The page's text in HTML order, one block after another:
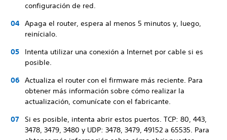
configuración de red.
Apaga el router, espera al menos 5 minutos y, luego,
reinícialo.
Intenta utilizar una conexión a Internet por cable si es
posible.
Actualiza el router con el firmware más reciente. Para
obtener más información sobre cómo realizar la
actualización, comunícate con el fabricante.
Si es posible, intenta abrir estos puertos. TCP: 80, 443,
3478, 3479, 3480 y UDP: 3478, 3479, 49152 a 65535. Para